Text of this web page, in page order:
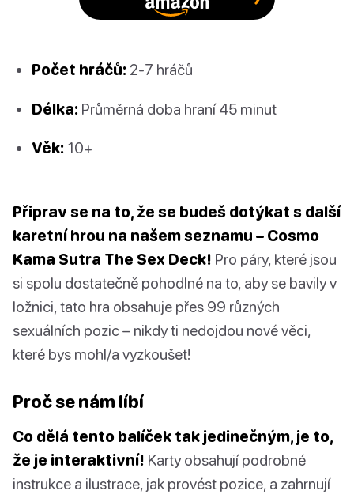
Počet hráčů: 2-7 hráčů
Délka: Průměrná doba hraní 45 minut
Věk: 10+
Připrav se na to, že se budeš dotýkat s další
karetní hrou na našem seznamu – Cosmo
Kama Sutra The Sex Deck! Pro páry, které jsou
si spolu dostatečně pohodlné na to, aby se bavily v
ložnici, tato hra obsahuje přes 99 různých
sexuálních pozic – nikdy ti nedojdou nové věci,
které bys mohl/a vyzkoušet!
Proč se nám líbí
Co dělá tento balíček tak jedinečným, je to,
že je interaktivní! Karty obsahují podrobné
instrukce a ilustrace, jak provést pozice, a zahrnují